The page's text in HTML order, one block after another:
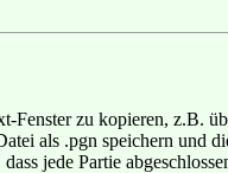
zu kopieren, z.B.
als .pgn speichern und
jede Partie